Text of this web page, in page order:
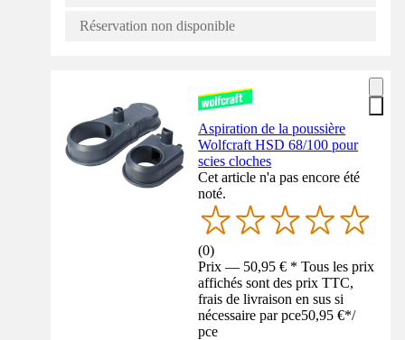
Réservation non disponible
Aspiration de la poussière
Wolfcraft HSD 68/100 pour
scies cloches
Cet article n'a pas encore été
noté.
(0)
Prix — 50,95 € * Tous les prix
affichés sont des prix TTC,
frais de livraison en sus si
nécessaire par pce50,95 €*/
pce